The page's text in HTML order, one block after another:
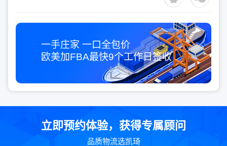
一手庄家 一口全包价
欧美加FBA最快9个工作日签收
立即预约体验，获得专属顾问
品质物流选凯琦